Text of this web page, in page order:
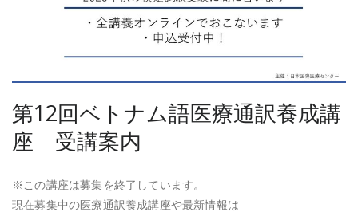
第12回ベトナム語医療通訳養成講
座 受講案内
※この講座は募集を終了しています。
現在募集中の医療通訳養成講座や最新情報は